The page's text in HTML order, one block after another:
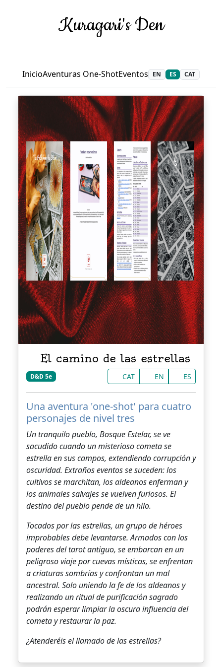
Kuragari's Den
InicioAventuras One-ShotEventos EN ES CAT
El camino de las estrellas
D&D 5e CAT EN ES
Una aventura 'one-shot' para cuatro
personajes de nivel tres
Un tranquilo pueblo, Bosque Estelar, se ve
sacudido cuando un misterioso cometa se
estrella en sus campos, extendiendo corrupción y
oscuridad. Extraños eventos se suceden: los
cultivos se marchitan, los aldeanos enferman y
los animales salvajes se vuelven furiosos. El
destino del pueblo pende de un hilo.
Tocados por las estrellas, un grupo de héroes
improbables debe levantarse. Armados con los
poderes del tarot antiguo, se embarcan en un
peligroso viaje por cuevas místicas, se enfrentan
a criaturas sombrías y confrontan un mal
ancestral. Solo uniendo la fe de los aldeanos y
realizando un ritual de purificación sagrado
podrán esperar limpiar la oscura influencia del
cometa y restaurar la paz.
¿Atenderéis el llamado de las estrellas?